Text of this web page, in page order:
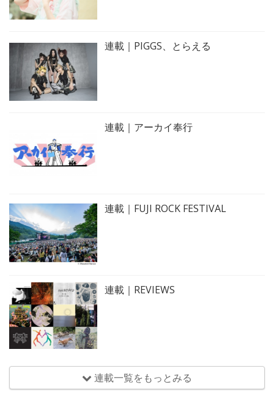
連載｜PIGGS、とらえる
連載｜アーカイ奉行
連載｜FUJI ROCK FESTIVAL
連載｜REVIEWS
連載一覧をもっとみる